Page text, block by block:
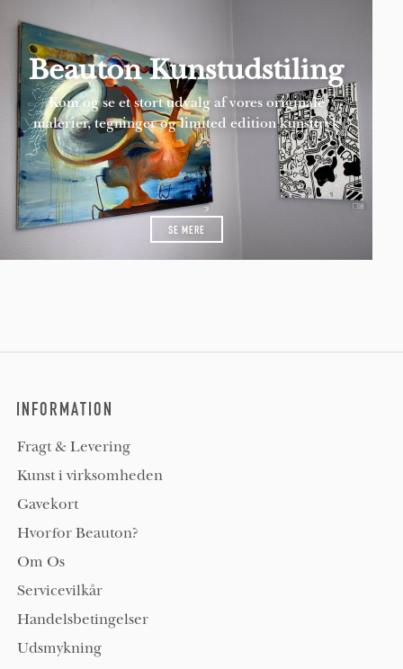
Beauton Kunstudstiling
Kom og se et stort udvalg af vores originale
malerier, tegninger og limited edition kunsttryk
SE MERE
INFORMATION
Fragt & Levering
Kunst i virksomheden
Gavekort
Hvorfor Beauton?
Om Os
Servicevilkår
Handelsbetingelser
Udsmykning